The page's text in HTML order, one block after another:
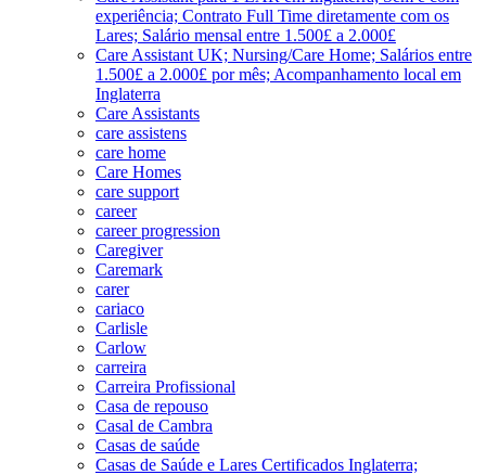
experiência; Contrato Full Time diretamente com os
Lares; Salário mensal entre 1.500£ a 2.000£
Care Assistant UK; Nursing/Care Home; Salários entre
1.500£ a 2.000£ por mês; Acompanhamento local em
Inglaterra
Care Assistants
care assistens
care home
Care Homes
care support
career
career progression
Caregiver
Caremark
carer
cariaco
Carlisle
Carlow
carreira
Carreira Profissional
Casa de repouso
Casal de Cambra
Casas de saúde
Casas de Saúde e Lares Certificados Inglaterra;